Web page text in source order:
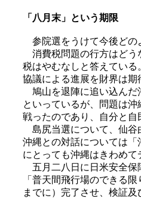
「八月末」という期限
参院選をうけて今後どの
消費税問題の行方はどう
税はやむなしと答えてい
協議による進展を財界は期
鳩山を退陣に追い込んだ
といっているが、問題は
戦ったのであり、自分と自
島尻当選について、仙谷
沖縄との対話については
にとっても沖縄はきわめ
五月二八日に日米安全保
「普天間飛行場のできる
までに）完了させ、検証